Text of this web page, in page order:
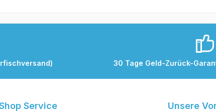
30 Tage Geld-Zurück-
Service Unsere